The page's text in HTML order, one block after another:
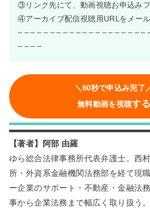
③リンク先にて、動画視聴お申込み
④アーカイブ配信視聴用URLをメー
– – – – – – – – – – – – – – – – – – – –
– – – –
＼60秒で申込み完了
無料動画を視聴する
【著者】阿部 由羅
ゆら総合法律事務所代表弁護士。西
所・外資系金融機関法務部を経て現
ー企業のサポート・不動産・金融法
事から企業法務まで幅広く取り扱う